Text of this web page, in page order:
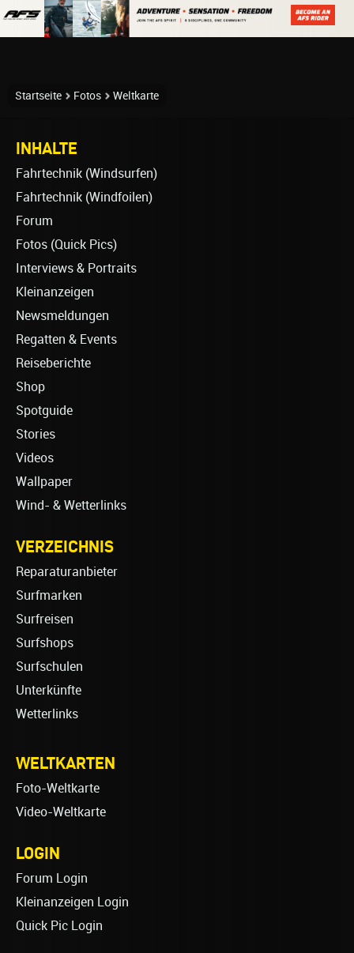
Startseite Fotos Weltkarte
INHALTE
Fahrtechnik (Windsurfen)
Fahrtechnik (Windfoilen)
Forum
Fotos (Quick Pics)
Interviews & Portraits
Kleinanzeigen
Newsmeldungen
Regatten & Events
Reiseberichte
Shop
Spotguide
Stories
Videos
Wallpaper
Wind- & Wetterlinks
VERZEICHNIS
Reparaturanbieter
Surfmarken
Surfreisen
Surfshops
Surfschulen
Unterkünfte
Wetterlinks
WELTKARTEN
Foto-Weltkarte
Video-Weltkarte
LOGIN
Forum Login
Kleinanzeigen Login
Quick Pic Login